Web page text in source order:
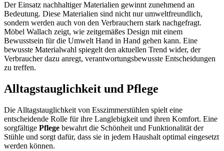
Der Einsatz nachhaltiger Materialien gewinnt zunehmend an
Bedeutung. Diese Materialien sind nicht nur umweltfreundlich,
sondern werden auch von den Verbrauchern stark nachgefragt.
Möbel Wallach zeigt, wie zeitgemäßes Design mit einem
Bewusstsein für die Umwelt Hand in Hand gehen kann. Eine
bewusste Materialwahl spiegelt den aktuellen Trend wider, der
Verbraucher dazu anregt, verantwortungsbewusste Entscheidungen
zu treffen.
Alltagstauglichkeit und Pflege
Die Alltagstauglichkeit von Esszimmerstühlen spielt eine
entscheidende Rolle für ihre Langlebigkeit und ihren Komfort. Eine
sorgfältige Pflege bewahrt die Schönheit und Funktionalität der
Stühle und sorgt dafür, dass sie in jedem Haushalt optimal eingesetzt
werden können.